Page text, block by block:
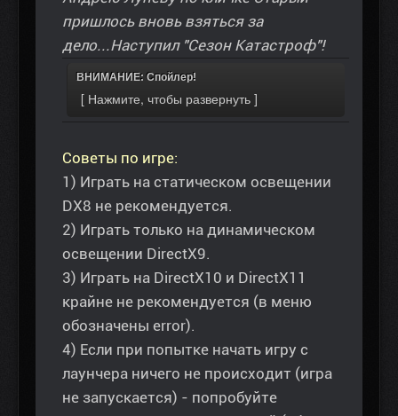
пришлось вновь взяться за
дело...Наступил "Сезон Катастроф"!
ВНИМАНИЕ: Спойлер!
Советы по игре:
1) Играть на статическом освещении
DX8 не рекомендуется.
2) Играть только на динамическом
освещении DirectX9.
3) Играть на DirectX10 и DirectX11
крайне не рекомендуется (в меню
обозначены error).
4) Если при попытке начать игру с
лаунчера ничего не происходит (игра
не запускается) - попробуйте